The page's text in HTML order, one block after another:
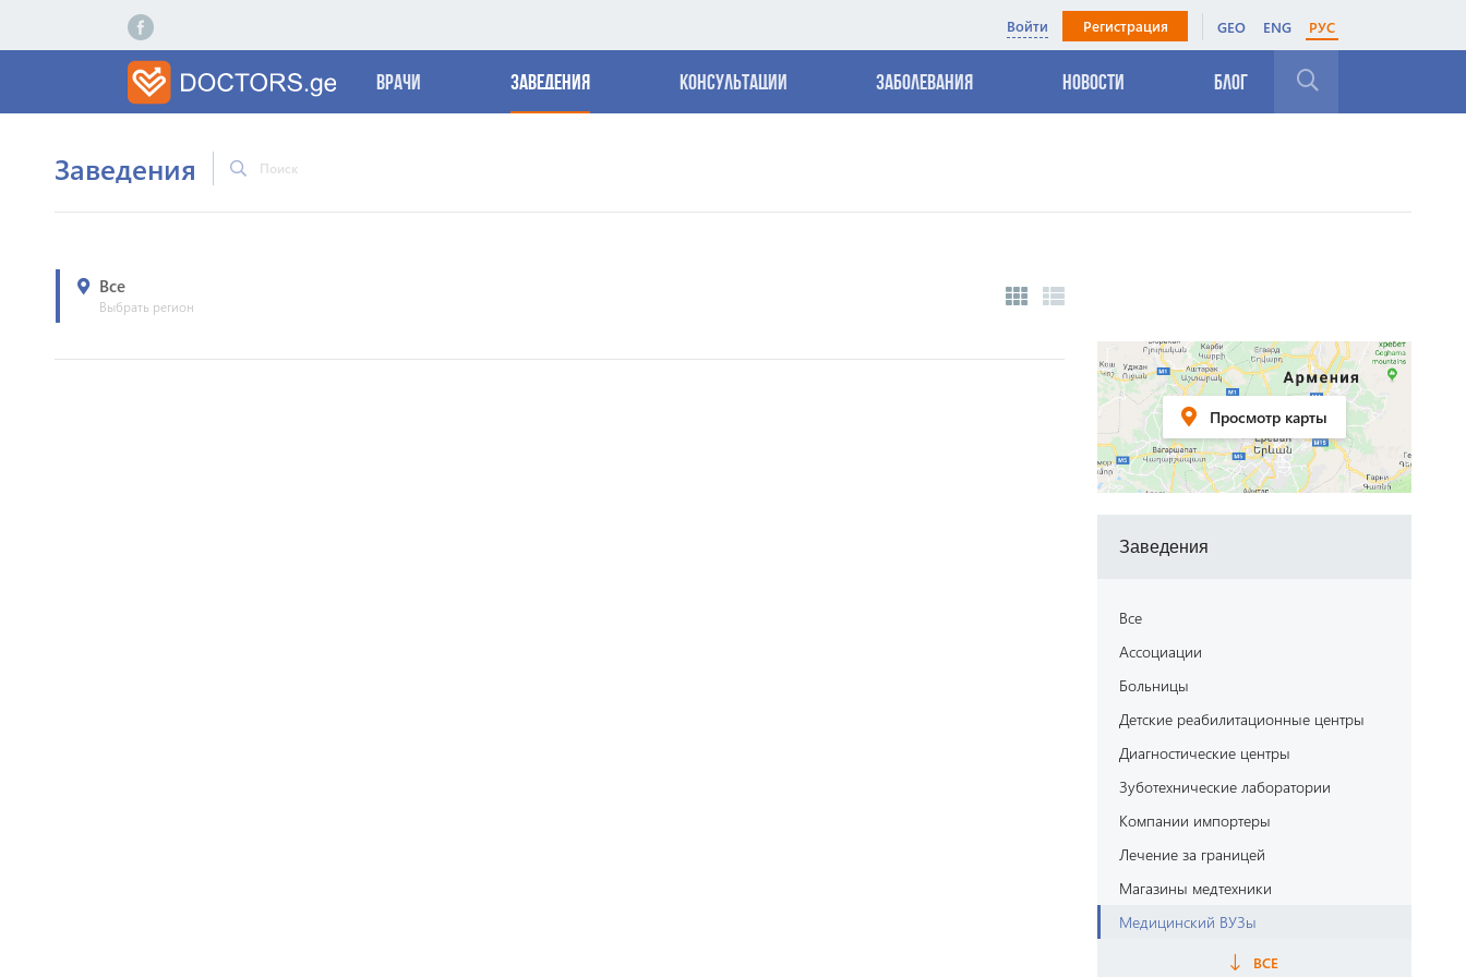
Войти Регистрация GEO ENG РУС
Врачи Заведения Консультации Заболевания Новости Блог
Заведения
Все
Выбрать регион
Просмотр карты
Заведения
Все
Aссоциации
Больницы
Детские реабилитационные центры
Диагностические центры
Зуботехнические лаборатории
Компании импортеры
Лечение за границей
Магазины медтехники
Медицинский ВУЗы
ВСЕ